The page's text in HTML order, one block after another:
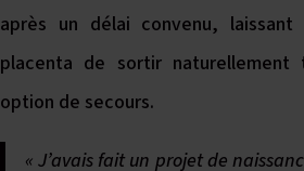
après un délai convenu,
placenta de sortir
option de secours.
« J’avais fait un projet de